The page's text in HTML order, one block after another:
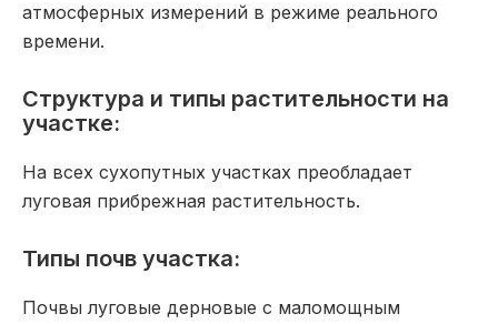
атмосферных измерений в режиме реального
времени.
Структура и типы растительности на
участке:
На всех сухопутных участках преобладает
луговая прибрежная растительность.
Типы почв участка:
Почвы луговые дерновые с маломощным